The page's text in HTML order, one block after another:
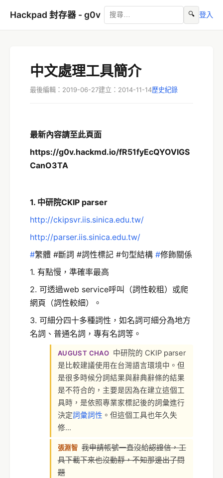
Hackpad 封存器 - g0v 🔍 登入
中文處理工具簡介
最後編輯：2019-06-27建立：2014-11-14歷史紀錄
最新內容請至此頁面
https://g0v.hackmd.io/fR51fyEcQYOVIGS
CanO3TA
1. 中研院CKIP parser
http://ckipsvr.iis.sinica.edu.tw/
http://parser.iis.sinica.edu.tw/
#繁體‬ #斷詞‬ #詞性標記‬ #句型結構‬ ‪#修飾關係‬
1. 有點慢，準確率最高
2. 可透過web service呼叫（詞性較粗）或爬
網頁（詞性較細）。
3. 可細分四十多種詞性，如名詞可細分為地方
名詞、普通名詞，專有名詞等。
AUGUST CHAO 中研院的 CKIP parser
是比較建議使用在台灣語言環境中。但
是很多時候分詞結果與辭典辭條的結果
是不符合的，主要是因為在建立這個工
具時，是依照專業家標記後的詞彙進行
決定詞彙詞性 。但這個工具也年久失
修…
張淵智 我申請帳號一直沒給認證信，工
具下載下來也沒動靜，不知那邊出了問
題